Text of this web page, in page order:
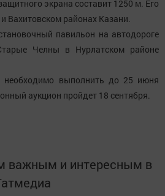
экрана составит 1250 м. Его
Вахитовском районах Казани.
павильон на автодороге
Челны в Нурлатском районе
необходимо выполнить до 25 июня
аукцион пройдет 18 сентября.
важным и интересным в